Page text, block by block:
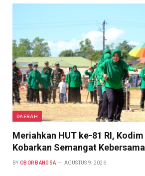
DAERAH
Meriahkan HUT ke-81 RI,
Kobarkan Semangat
BY OBOR BANGSA AGUSTUS 9, 2026